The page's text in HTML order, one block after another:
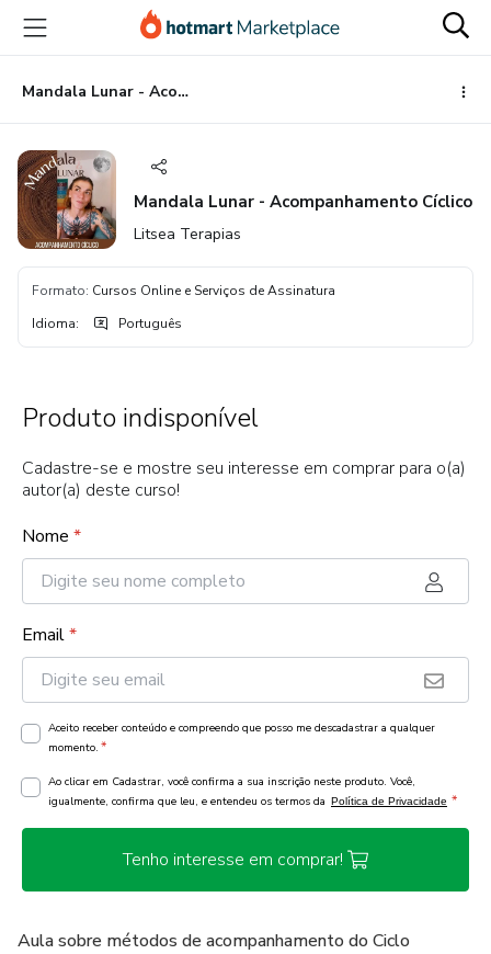
para
conteúdo
principal
para
pagamento
para
rodapé
Mandala Lunar - Acompanhamento Cíclico
Mandala Lunar - Acompanhamento Cíclico
Litsea Terapias
Formato: Cursos Online e Serviços de Assinatura
Idioma: Português
Produto indisponível
Cadastre-se e mostre seu interesse em comprar para o(a)
autor(a) deste curso!
Nome *
Email*
Aceito receber conteúdo e compreendo que posso me descadastrar a qualquer
momento. *
Ao clicar em Cadastrar, você confirma a sua inscrição neste produto. Você,
igualmente, confirma que leu, e entendeu os termos da Política de Privacidade *
Tenho interesse em comprar!
Aula sobre métodos de acompanhamento do Ciclo